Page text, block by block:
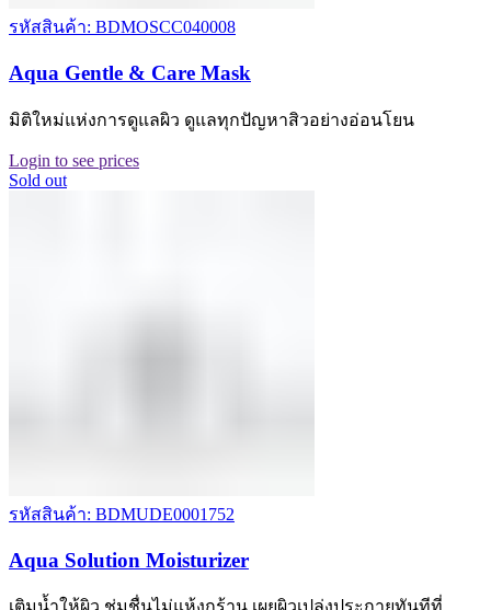
รหัสสินค้า: BDMOSCC040008
Aqua Gentle & Care Mask
มิติใหม่แห่งการดูแลผิว ดูแลทุกปัญหาสิวอย่างอ่อนโยน
Login to see prices
Sold out
รหัสสินค้า: BDMUDE0001752
Aqua Solution Moisturizer